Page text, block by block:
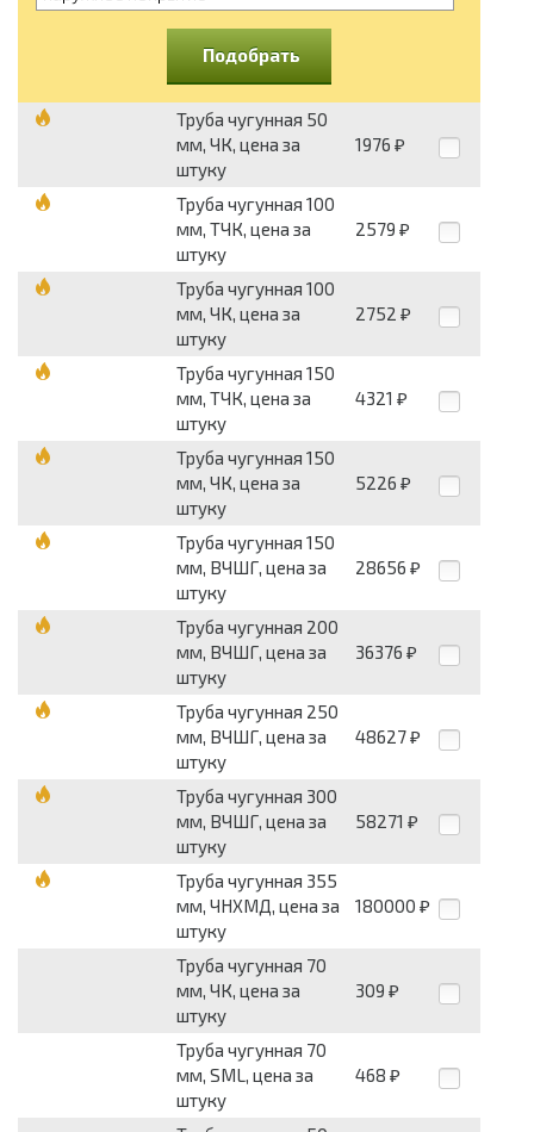
Подобрать
Труба чугунная 50
мм, ЧК, цена за
штуку
1976 ₽
Труба чугунная 100
мм, ТЧК, цена за
штуку
2579 ₽
Труба чугунная 100
мм, ЧК, цена за
штуку
2752 ₽
Труба чугунная 150
мм, ТЧК, цена за
штуку
4321 ₽
Труба чугунная 150
мм, ЧК, цена за
штуку
5226 ₽
Труба чугунная 150
мм, ВЧШГ, цена за
штуку
28656 ₽
Труба чугунная 200
мм, ВЧШГ, цена за
штуку
36376 ₽
Труба чугунная 250
мм, ВЧШГ, цена за
штуку
48627 ₽
Труба чугунная 300
мм, ВЧШГ, цена за
штуку
58271 ₽
Труба чугунная 355
мм, ЧНХМД, цена за
штуку
180000 ₽
Труба чугунная 70
мм, ЧК, цена за
штуку
309 ₽
Труба чугунная 70
мм, SML, цена за
штуку
468 ₽